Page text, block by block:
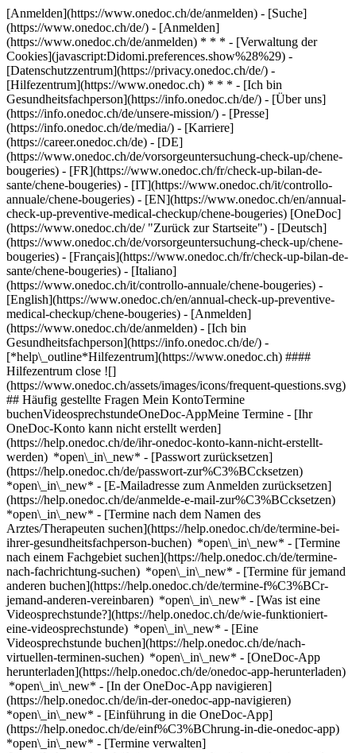
[Anmelden](https://www.onedoc.ch/de/anmelden) - [Suche]
(https://www.onedoc.ch/de/) - [Anmelden]
(https://www.onedoc.ch/de/anmelden) * * * - [Verwaltung der
Cookies](javascript:Didomi.preferences.show%28%29) -
[Datenschutzzentrum](https://privacy.onedoc.ch/de/) -
[Hilfezentrum](https://www.onedoc.ch) * * * - [Ich bin
Gesundheitsfachperson](https://info.onedoc.ch/de/) - [Über uns]
(https://info.onedoc.ch/de/unsere-mission/) - [Presse]
(https://info.onedoc.ch/de/media/) - [Karriere]
(https://career.onedoc.ch/de) - [DE]
(https://www.onedoc.ch/de/vorsorgeuntersuchung-check-up/chene-
bougeries) - [FR](https://www.onedoc.ch/fr/check-up-bilan-de-
sante/chene-bougeries) - [IT](https://www.onedoc.ch/it/controllo-
annuale/chene-bougeries) - [EN](https://www.onedoc.ch/en/annual-
check-up-preventive-medical-checkup/chene-bougeries) [OneDoc]
(https://www.onedoc.ch/de/ "Zurück zur Startseite") - [Deutsch]
(https://www.onedoc.ch/de/vorsorgeuntersuchung-check-up/chene-
bougeries) - [Français](https://www.onedoc.ch/fr/check-up-bilan-de-
sante/chene-bougeries) - [Italiano]
(https://www.onedoc.ch/it/controllo-annuale/chene-bougeries) -
[English](https://www.onedoc.ch/en/annual-check-up-preventive-
medical-checkup/chene-bougeries) - [Anmelden]
(https://www.onedoc.ch/de/anmelden) - [Ich bin
Gesundheitsfachperson](https://info.onedoc.ch/de/) -
[*help\_outline*Hilfezentrum](https://www.onedoc.ch) ####
Hilfezentrum close ![]
(https://www.onedoc.ch/assets/images/icons/frequent-questions.svg)
## Häufig gestellte Fragen Mein KontoTermine
buchenVideosprechstundeOneDoc-AppMeine Termine - [Ihr
OneDoc-Konto kann nicht erstellt werden]
(https://help.onedoc.ch/de/ihr-onedoc-konto-kann-nicht-erstellt-
werden) *open\_in\_new* - [Passwort zurücksetzen]
(https://help.onedoc.ch/de/passwort-zur%C3%BCcksetzen)
*open\_in\_new* - [E-Mailadresse zum Anmelden zurücksetzen]
(https://help.onedoc.ch/de/anmelde-e-mail-zur%C3%BCcksetzen)
*open\_in\_new* - [Termine nach dem Namen des
Arztes/Therapeuten suchen](https://help.onedoc.ch/de/termine-bei-
ihrer-gesundheitsfachperson-buchen) *open\_in\_new* - [Termine
nach einem Fachgebiet suchen](https://help.onedoc.ch/de/termine-
nach-fachrichtung-suchen) *open\_in\_new* - [Termine für jemand
anderen buchen](https://help.onedoc.ch/de/termine-f%C3%BCr-
jemand-anderen-vereinbaren) *open\_in\_new* - [Was ist eine
Videosprechstunde?](https://help.onedoc.ch/de/wie-funktioniert-
eine-videosprechstunde) *open\_in\_new* - [Eine
Videosprechstunde buchen](https://help.onedoc.ch/de/nach-
virtuellen-terminen-suchen) *open\_in\_new* - [OneDoc-App
herunterladen](https://help.onedoc.ch/de/onedoc-app-herunterladen)
*open\_in\_new* - [In der OneDoc-App navigieren]
(https://help.onedoc.ch/de/in-der-onedoc-app-navigieren)
*open\_in\_new* - [Einführung in die OneDoc-App]
(https://help.onedoc.ch/de/einf%C3%BChrung-in-die-onedoc-app)
*open\_in\_new* - [Termine verwalten](https://help.onedoc.ch/de/termine-verwalten) *open\_in\_new* - [Termine absagen](https://help.onedoc.ch/de/online-gebuchte-termine-absagen) *open\_in\_new* - [Ich erhalte keine Terminbestätigung](https://help.onedoc.ch/de/ich-erhalte-keine-terminbest%C3%A4tigung) *open\_in\_new* [Alle unsere Artikel anzeigen *open\_in\_new*](https://help.onedoc.ch/de/) close ## Ihre Suche bearbeiten ![Haus mit Pluszeichen, das anzeigt, dass eine Konsultation vor Ort möglich ist](https://www.onedoc.ch/assets/images/icons/on-site.svg) Vor Ort ![Kamera mit Play-Symbol, die anzeigt, dass eine Konsultation per Video aus der Ferne möglich ist](https://www.onedoc.ch/assets/images/icons/remote.svg) Virtuell Suche #### Fachrichtung #### Gesundheitsfachperson #### Einrichtung edit Vorsorgeuntersuchung | Check up in Chêne-Bougeries tune Filter Neue Patienten*keyboard\_arrow\_down* - Zugelassen*check\_circle* Gesprochene Sprachen*keyboard\_arrow\_down* - Arabisch*check\_circle* - Armenisch*check\_circle* - Bulgarisch*check\_circle* - Deutsch*check\_circle* - Englisch*check\_circle* - Französisch*check\_circle* - Griechisch*check\_circle* - Italienisch*check\_circle* - Japanisch*check\_circle* - Kasachisch*check\_circle* - Katalanisch*check\_circle* - Polnisch*check\_circle* - Portugiesisch*check\_circle* - Rumänisch*check\_circle* - Russisch*check\_circle* - Spanisch*check\_circle* - Türkisch*check\_circle* Geschlecht*keyboard\_arrow\_down* - Weiblich*check\_circle* - Männlich*check\_circle* Netzwerk*keyboard\_arrow\_down* - Hirslanden*check\_circle* - Swiss Medical Network*check\_circle* - REMED*check\_circle* - mediX*check\_circle* - Réseau des Pédiatres Genevois*check\_circle* - Medbase*check\_circle* - Réseau Delta*check\_circle* Verfügbarkeit*keyboard\_arrow\_down* - Heute*check\_circle* - In den nächsten 3 Tagen*check\_circle* - In den nächsten 7 Tagen*check\_circle* - In den nächsten 14 Tagen*check\_circle* # __Vorsorgeuntersuchung | Check up__ in __Chêne-Bougeries__: Buchen Sie heute Ihren Termin online ## 2 Ergebnisse in Chêne-Bougeries [![Dr. Véronique Dayer Zamora, Neonatologin in Chêne-Bougeries](https://assets.onedoc.ch/images/users/8202aabb3672e698dff7efa4205aa5e46fa7078a180d7ac90d62971b8a04b8bf-small.png "Dr. Véronique Dayer Zamora, Neonatologin in Chêne-Bougeries")](https://www.onedoc.ch/de/neonatologin/chene-bougeries/pcv53/dr-veronique-dayer-zamora) ### [Dr. Véronique Dayer Zamora](https://www.onedoc.ch/de/neonatologin/chene-bougeries/pcv53/dr-veronique-dayer-zamora) ![Abzeichen, das ein verifiziertes Profil kennzeichnet](https://www.onedoc.ch/assets/images/icons/checkmark.svg) [Neonatologin](https://www.onedoc.ch/de/neonatologe/chene-bougeries) Dr Véronique Dayer Zamora - Pédiatrie Rue de Chêne-Bougeries 26 1224 Chêne-Bougeries ![Dr. Véronique Dayer Zamora ist bei Hirslanden angeschlossen](https://assets.onedoc.ch/images/networks/logos/7a9c24ef8e66c111282a51999a6cedf6d489b2b7daf5ce11d914499004b82a1b-small.png)![Dr. Véronique Dayer Zamora ist bei Réseau des Pédiatres Genevois angeschlossen](https://assets.onedoc.ch/images/networks/logos/b51fb3c5db4e0e48bb0ac0066920414484034feac711aeac97b1d3031bd6949a-small.png) ![Patient mit Pluszeichen, der anzeigt, dass neue Patienten angenommen werden](https://www.onedoc.ch/assets/images/icons/new-patients.svg)Akzeptiert neue Patienten [Termin buchen](https://www.onedoc.ch/de/neonatologin/chene-bougeries/pcv53/dr-veronique-dayer-zamora) Expertisen: Vorsorgeuntersuchung | Check up, [Pädiatrischer Notfall | Kindernotfall](https://www.onedoc.ch/de/padiatrischer-notfall-kindernotfall/chene-bougeries), [Impfungen bei Kindern | Impfungen bei Säuglingen | Impfberatung Pädiatrie](https://www.onedoc.ch/de/impfungen-bei-kindern-impfungen-bei-sauglingen-impfberatung-padiatrie/chene-bougeries), [Vorsorgeuntersuchung bei Kindern | Pädiatrische Vorsorgeuntersuchung | Entwicklungskontrolle](https://www.onedoc.ch/de/vorsorgeuntersuchung-bei-kindern-padiatrische-vorsorgeuntersuchung-entwicklungskontrolle/chene-bougeries)Mehr anzeigen *chevron\_left* Di. 04 Aug. *chevron\_right* Mehr Termine anzeigen *error\_outline* Beim Laden der Verfügbarkeiten ist ein Fehler aufgetreten [Erneut versuchen](https://www.onedoc.ch) Expertisen: Vorsorgeuntersuchung | Check up, [Pädiatrischer Notfall | Kindernotfall](https://www.onedoc.ch/de/padiatrischer-notfall-kindernotfall/chene-bougeries), [Impfungen bei Kindern | Impfungen bei Säuglingen | Impfberatung Pädiatrie](https://www.onedoc.ch/de/impfungen-bei-kindern-impfungen-bei-sauglingen-impfberatung-padiatrie/chene-bougeries), [Vorsorgeuntersuchung bei Kindern | Pädiatrische Vorsorgeuntersuchung | Entwicklungskontrolle](https://www.onedoc.ch/de/vorsorgeuntersuchung-bei-kindern-padiatrische-vorsorgeuntersuchung-entwicklungskontrolle/chene-bougeries)Mehr anzeigen [![Dr. Georgiana Ancrenaz-Tulvan, Fachärztin für Allgemeine Innere Medizin in Chêne-Bougeries](https://assets.onedoc.ch/images/users/4cad140311f4a58a529d877c125a6096972e3ec5937890311d8ff9f868e1102d-small.png "Dr. Georgiana Ancrenaz-Tulvan, Fachärztin für Allgemeine Innere Medizin in Chêne-Bougeries")](https://www.onedoc.ch/de/facharztin-fur-allgemeine-innere-medizin/chene-bougeries/p7mg/dr-georgiana-ancrenaz-tulvan) ### [Dr. Georgiana Ancrenaz-Tulvan](https://www.onedoc.ch/de/facharztin-fur-allgemeine-innere-medizin/chene-bougeries/p7mg/dr-georgiana-ancrenaz-tulvan) ![Abzeichen, das ein verifiziertes Profil kennzeichnet](https://www.onedoc.ch/assets/images/icons/checkmark.svg) [Fachärztin für Allgemeine Innere Medizin](https://www.onedoc.ch/de/facharzt-fur-allgemeine-innere-medizin/chene-bougeries) [Cabinet de groupe Chêne-Bougeries](https://www.onedoc.ch/de/gruppenpraxis/chene-bougeries/es7l/cabinet-de-groupe-chene-bougeries) Chemin du Pré-du-Couvent 3A 1224 Chêne-Bougeries ![Dr. Georgiana Ancrenaz-Tulvan ist bei Réseau Delta angeschlossen](https://assets.onedoc.ch/images/networks/logos/bc7306ac026c686f85d463e96b3cb0053f7de03c9f7a5fae3aa7114a276838ea-small.png) ![Patient mit Pluszeichen, der anzeigt, dass neue Patienten angenommen werden](https://www.onedoc.ch/assets/images/icons/new-patients.svg)Akzeptiert neue Patienten [Termin buchen](https://www.onedoc.ch/de/facharztin-fur-allgemeine-innere-medizin/chene-bougeries/p7mg/dr-georgiana-ancrenaz-tulvan) Expertisen: Vorsorgeuntersuchung | Check up, [Rauchstopp](https://www.onedoc.ch/de/rauchstopp/chene-bougeries), [Reiseberatung](https://www.onedoc.ch/de/reiseberatung/chene-bougeries), [Screening auf Diabetes](https://www.onedoc.ch/de/screening-auf-diabetes/chene-bougeries), [Screening auf Osteoporose](https://www.onedoc.ch/de/screening-auf-osteoporose/chene-bougeries), [Langzeit-Blutdruck | 24h Blutdruckmessung](https://www.onedoc.ch/de/langzeit-blutdruck-24h-blutdruckmessung/chene-bougeries), [Asthma](https://www.onedoc.ch/de/asthma/chene-bougeries), [Blutentnahme | Blutprobe](https://www.onedoc.ch/de/blutentnahme-blutprobe/chene-bougeries), [Blutentnahme für Check up | Blutanalyse für Check up](https://www.onedoc.ch/de/blutentnahme-fur-check-up-blutanalyse-fur-check-up/chene-bougeries)Mehr anzeigen *chevron\_left* Di. 04 Aug. *chevron\_right* Mehr Termine anzeigen *error\_outline* Beim Laden der Verfügbarkeiten ist ein Fehler aufgetreten [Erneut versuchen](https://www.onedoc.ch) Expertisen: Vorsorgeuntersuchung | Check up, [Rauchstopp](https://www.onedoc.ch/de/rauchstopp/chene-bougeries), [Reiseberatung](https://www.onedoc.ch/de/reiseberatung/chene-bougeries), [Screening auf Diabetes](https://www.onedoc.ch/de/screening-auf-diabetes/chene-bougeries), [Screening auf Osteoporose](https://www.onedoc.ch/de/screening-auf-osteoporose/chene-bougeries), [Langzeit-Blutdruck | 24h Blutdruckmessung](https://www.onedoc.ch/de/langzeit-blutdruck-24h-blutdruckmessung/chene-bougeries), [Asthma](https://www.onedoc.ch/de/asthma/chene-bougeries), [Blutentnahme | Blutprobe](https://www.onedoc.ch/de/blutentnahme-blutprobe/chene-bougeries), [Blutentnahme für Check up | Blutanalyse für Check up](https://www.onedoc.ch/de/blutentnahme-fur-check-up-blutanalyse-fur-check-up/chene-bougeries)Mehr anzeigen ## __Vorsorgeuntersuchung | Check up__ in der Umgebung von __Chêne-Bougeries__: Andere Gesundheitsfachpersonen können Online gebucht werden [![Centre Médical et Sportif de Peillonnex, Medizinisches Zentrum in Chêne-Bourg](https://assets.onedoc.ch/images/entities/2608142dede5f1f4e7f260e5df7038130a8d649ca035452c56a693c972fbaf78-small.png "Centre Médical et Sportif de Peillonnex, Medizinisches Zentrum in Chêne-Bourg")](https://www.onedoc.ch/de/medizinisches-zentrum/chene-bourg/etce/centre-medical-et-sportif-de-peillonnex) ### [Centre Médical et Sportif de Peillonnex](https://www.onedoc.ch/de/medizinisches-zentrum/chene-bourg/etce/centre-medical-et-sportif-de-peillonnex) ![Abzeichen, das ein verifiziertes Profil kennzeichnet](https://www.onedoc.ch/assets/images/icons/checkmark.svg) Medizinisches Zentrum Rue de Genève 67 1225 Chêne-Bourg ![Patient mit Pluszeichen, der anzeigt, dass neue Patienten angenommen werden](https://www.onedoc.ch/assets/images/icons/new-patients.svg)Akzeptiert neue Patienten [Termin buchen](https://www.onedoc.ch/de/medizinisches-zentrum/chene-bourg/etce/centre-medical-et-sportif-de-peillonnex) *chevron\_left* Di. 04 Aug. *chevron\_right* Mehr Termine anzeigen *error\_outline* Beim Laden der Verfügbarkeiten ist ein Fehler aufgetreten [Erneut versuchen](https://www.onedoc.ch) [![Dr. Richard Arkhurst, Hausarzt (Allgemeinmedizin) in Genf](https://www.onedoc.ch/assets/images/male.png "Dr. Richard Arkhurst, Hausarzt (Allgemeinmedizin) in Genf")](https://www.onedoc.ch/de/hausarzt-allgemeinmedizin/genf/pyf2/dr-richard-arkhurst) ### [Dr. Richard Arkhurst](https://www.onedoc.ch/de/hausarzt-allgemeinmedizin/genf/pyf2/dr-richard-arkhurst) [Hausarzt (Allgemeinmedizin)](https://www.onedoc.ch/de/hausarzt-allgemeinmedizin/genf) Cabinet Dr Arkhurst Avenue Eugène-Pittar